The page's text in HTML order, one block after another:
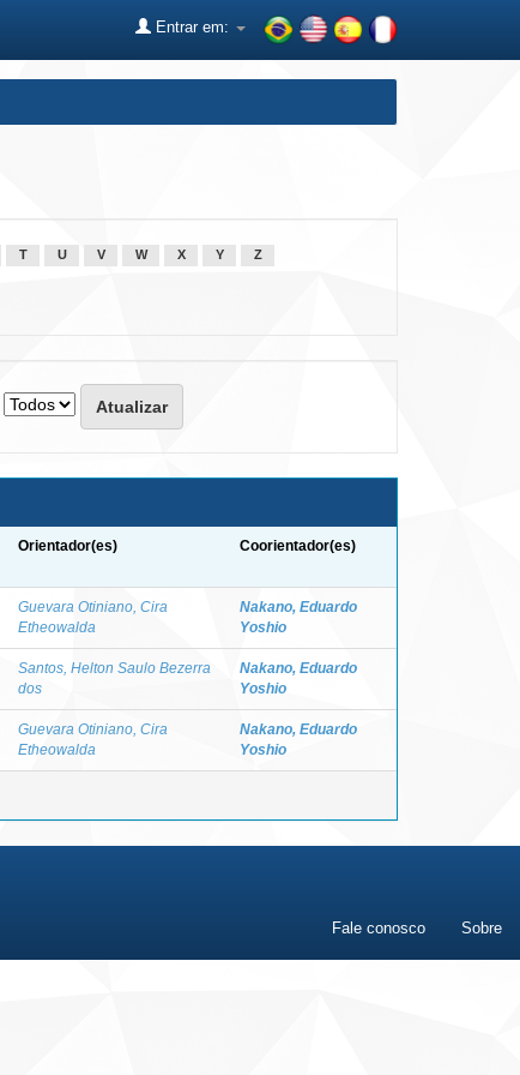
Entrar em:
T U V W X Y Z
Orientador(es) Coorientador(es)
Guevara Otiniano, Cira
Etheowalda
Nakano, Eduardo
Yoshio
Santos, Helton Saulo Bezerra
dos
Nakano, Eduardo
Yoshio
Guevara Otiniano, Cira
Etheowalda
Nakano, Eduardo
Yoshio
Fale conosco Sobre